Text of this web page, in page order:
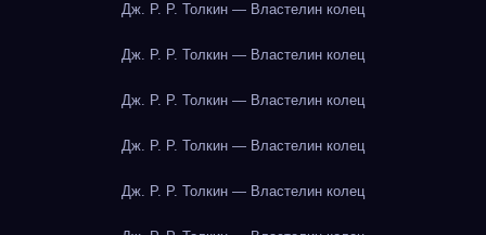
Дж. Р. Р. Толкин — Властелин колец
Дж. Р. Р. Толкин — Властелин колец
Дж. Р. Р. Толкин — Властелин колец
Дж. Р. Р. Толкин — Властелин колец
Дж. Р. Р. Толкин — Властелин колец